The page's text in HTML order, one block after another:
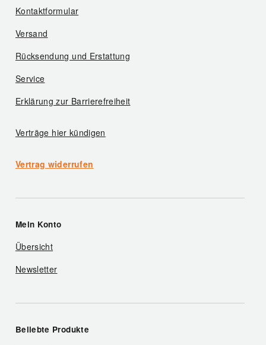
Kontaktformular
Versand
Rücksendung und Erstattung
Service
Erklärung zur Barrierefreiheit
Verträge hier kündigen
Vertrag widerrufen
Mein Konto
Übersicht
Newsletter
Beliebte Produkte